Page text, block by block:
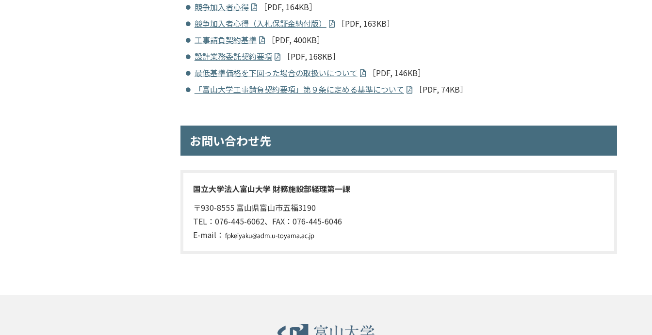
競争加入者心得
［PDF, 164KB］
競争加入者心得（入札保証金納付版）
［PDF, 163KB］
工事請負契約基準
［PDF, 400KB］
設計業務委託契約要項
［PDF, 168KB］
最低基準価格を下回った場合の取扱いについて
［PDF, 146KB］
「富山大学工事請負契約要項」第９条に定める基準について
［PDF, 74KB］
お問い合わせ先
国立大学法人富山大学 財務施設部経理第一課
〒930-8555 富山県富山市五福3190
TEL：076-445-6062、FAX：076-445-6046
E-mail：